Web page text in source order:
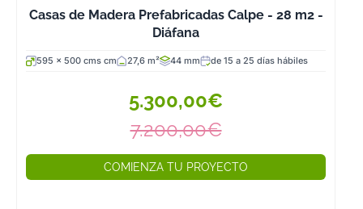
adjuntan las
bien detalladas.
presencia de
decenas de
Casas de Madera Prefabricadas Calpe - 28 m2 -
Diáfana
595 x 500 cms cm 27,6 m² 44 mm de 15 a 25 días hábiles
5.300,00€
7.200,00€
COMIENZA TU PROYECTO